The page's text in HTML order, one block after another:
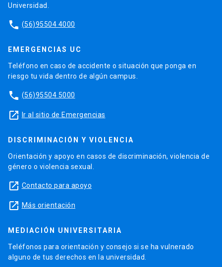
Universidad.
phone (56)95504 4000
EMERGENCIAS UC
Teléfono en caso de accidente o situación que ponga en
riesgo tu vida dentro de algún campus.
phone (56)95504 5000
launch Ir al sitio de Emergencias
DISCRIMINACIÓN Y VIOLENCIA
Orientación y apoyo en casos de discriminación, violencia de
género o violencia sexual.
launch Contacto para apoyo
launch Más orientación
MEDIACIÓN UNIVERSITARIA
Teléfonos para orientación y consejo si se ha vulnerado
alguno de tus derechos en la universidad.